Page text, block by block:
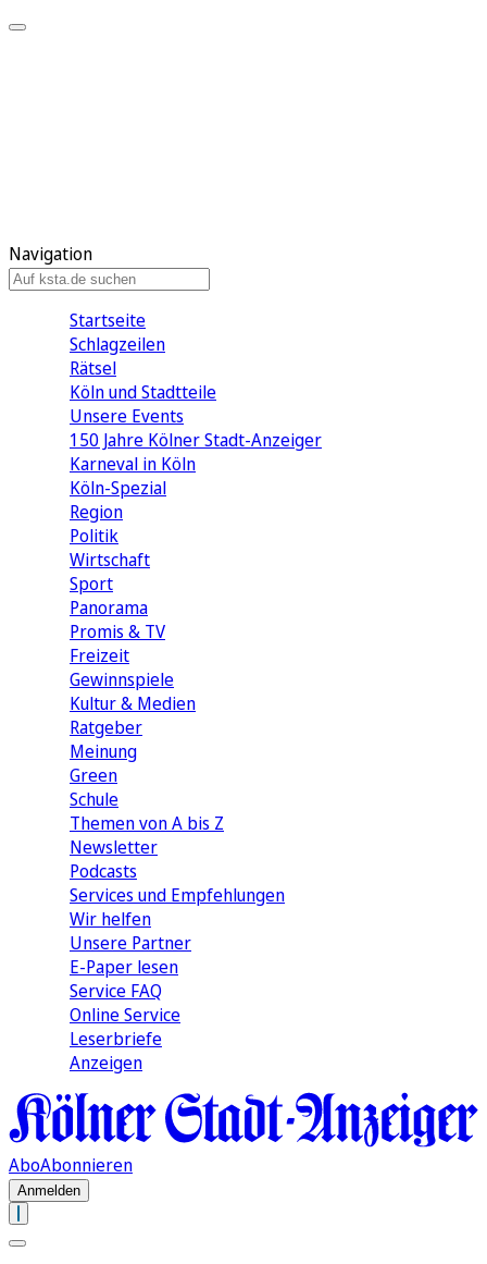
Navigation
Startseite
Schlagzeilen
Rätsel
Köln und Stadtteile
Unsere Events
150 Jahre Kölner Stadt-Anzeiger
Karneval in Köln
Köln-Spezial
Region
Politik
Wirtschaft
Sport
Panorama
Promis & TV
Freizeit
Gewinnspiele
Kultur & Medien
Ratgeber
Meinung
Green
Schule
Themen von A bis Z
Newsletter
Podcasts
Services und Empfehlungen
Wir helfen
Unsere Partner
E-Paper lesen
Service FAQ
Online Service
Leserbriefe
Anzeigen
AboAbonnieren
Anmelden